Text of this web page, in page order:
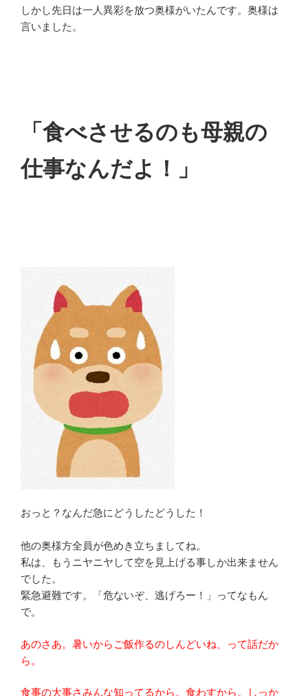
しかし先日は一人異彩を放つ奥様がいたんです。奥様は
言いました。
「食べさせるのも母親の
仕事なんだよ！」
おっと？なんだ急にどうしたどうした！
他の奥様方全員が色めき立ちましてね。
私は、もうニヤニヤして空を見上げる事しか出来ません
でした。
緊急避難です。「危ないぞ、逃げろー！」ってなもん
で。
あのさあ。暑いからご飯作るのしんどいね、って話だか
ら。
食事の大事さみんな知ってるから。食わすから。しっか